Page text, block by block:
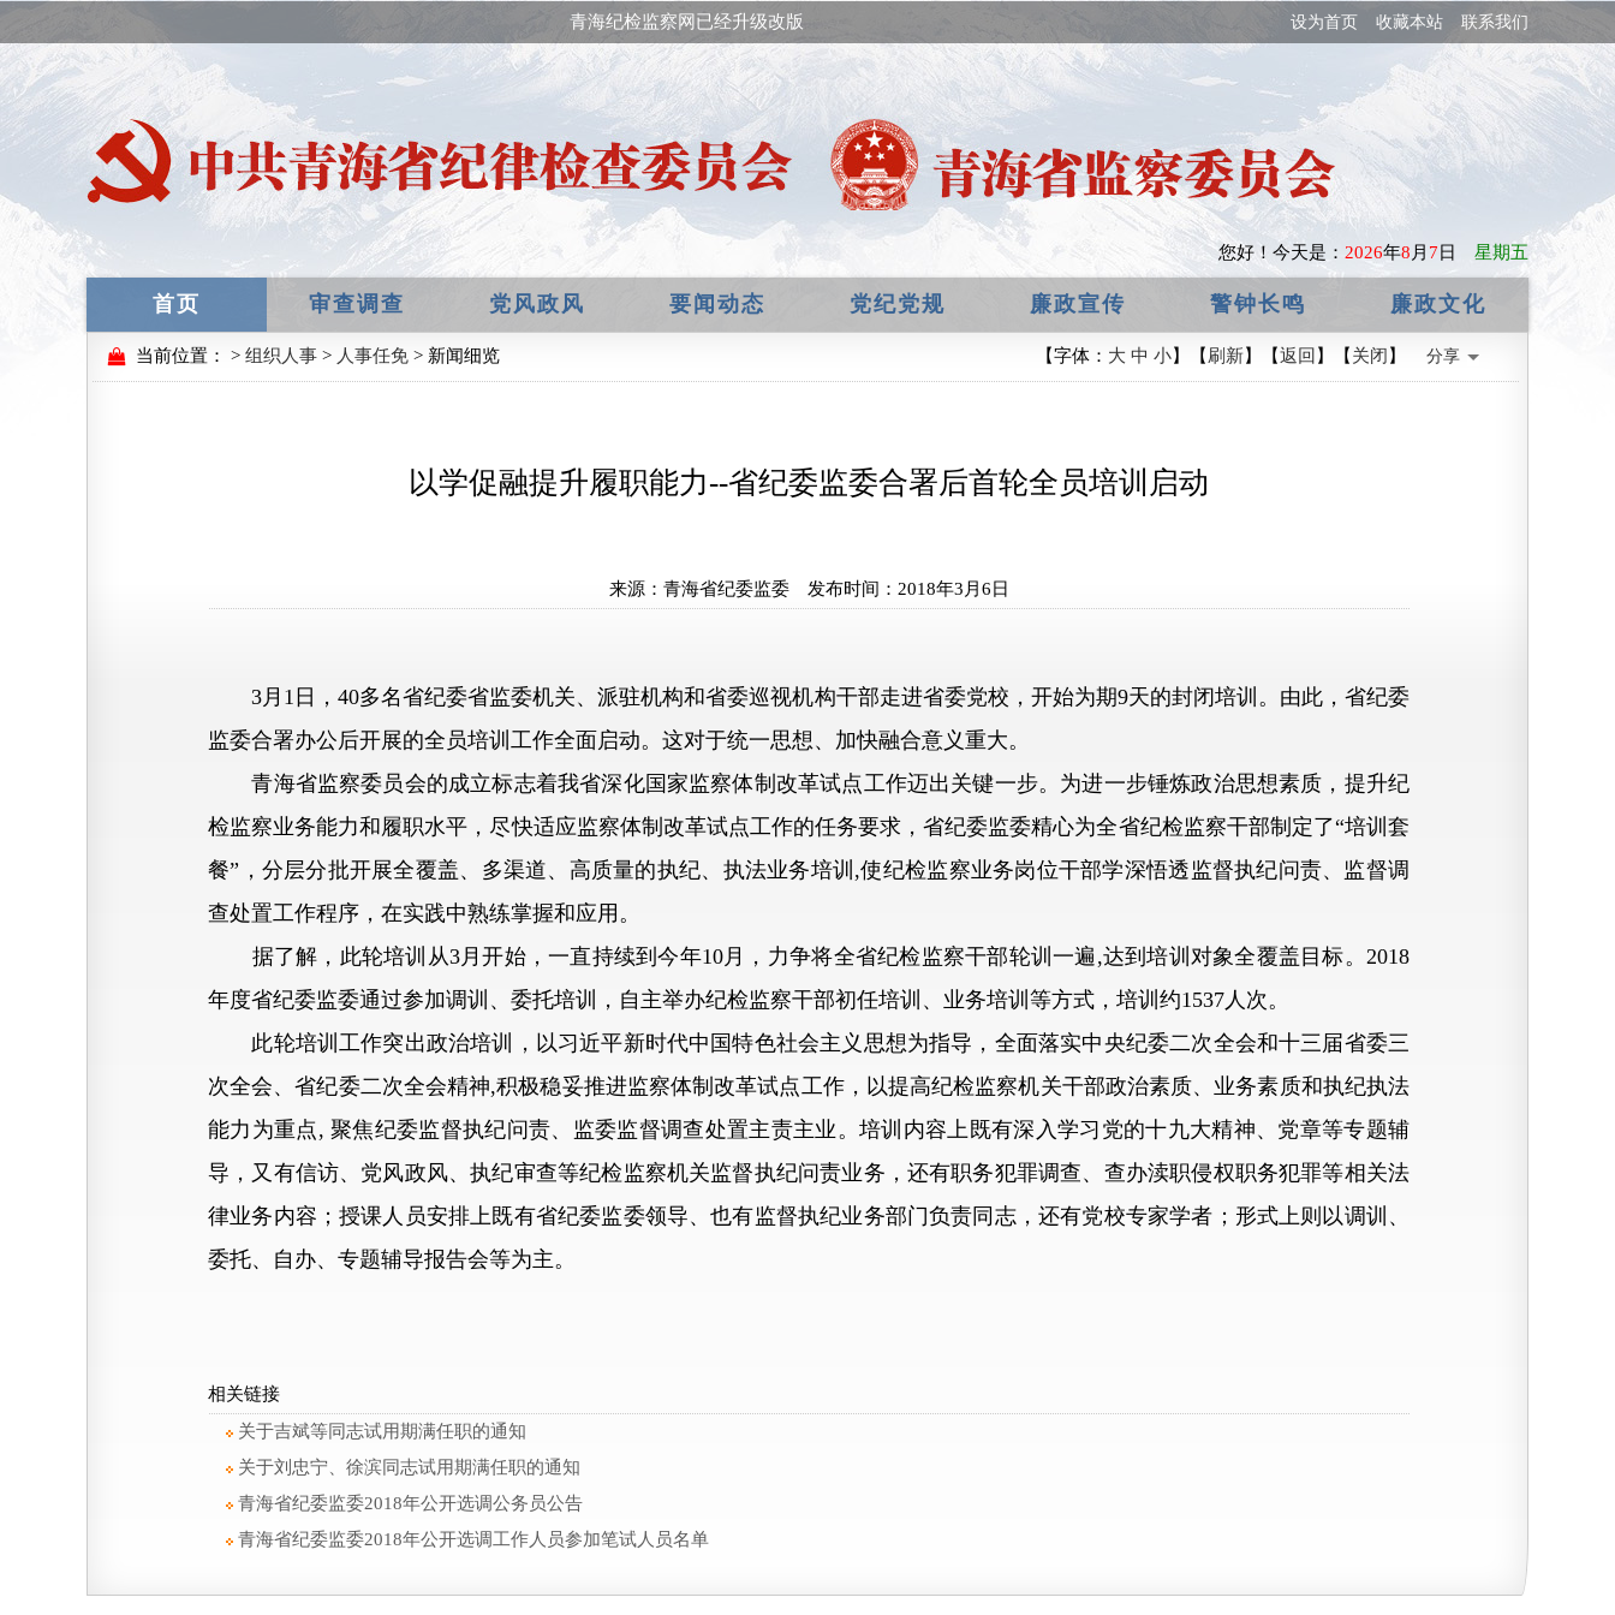
青海纪检监察网已经升级改版，欢迎提出宝贵意见！ 设为首页 收藏本站 联系我们
您好！ 今天是： 2026年8 月 7 日 星期五
首页 审查调查 党风政风 要闻动态 党纪党规 廉政宣传 警钟长鸣 廉政文化
当前位置： > 组织人事 > 人事任免 > 新闻细览 【字体： 大 中 小】【刷新】【返回 】【关闭 】 分享
以学促融提升履职能力--省纪委监委合署后首轮全员培训启动
来源： 青海省纪委监委发布时间： 2018年3月6日
3月1日，40多名省纪委省监委机关、派驻机构和省委巡视机构干部走进省委党校，开始为期9天的封闭培训。由此，省纪委
监委合署办公后开展的全员培训工作全面启动。这对于统一思想、加快融合意义重大。
青海省监察委员会的成立标志着我省深化国家监察体制改革试点工作迈出关键一步。为进一步锤炼政治思想素质，提升纪
检监察业务能力和履职水平，尽快适应监察体制改革试点工作的任务要求，省纪委监委精心为全省纪检监察干部制定了“培训套
餐”，分层分批开展全覆盖、多渠道、高质量的执纪、执法业务培训,使纪检监察业务岗位干部学深悟透监督执纪问责、监督调
查处置工作程序，在实践中熟练掌握和应用。
据了解，此轮培训从3月开始，一直持续到今年10月，力争将全省纪检监察干部轮训一遍,达到培训对象全覆盖目标。2018
年度省纪委监委通过参加调训、委托培训，自主举办纪检监察干部初任培训、业务培训等方式，培训约1537人次。
此轮培训工作突出政治培训，以习近平新时代中国特色社会主义思想为指导，全面落实中央纪委二次全会和十三届省委三
次全会、省纪委二次全会精神,积极稳妥推进监察体制改革试点工作，以提高纪检监察机关干部政治素质、业务素质和执纪执法
能力为重点, 聚焦纪委监督执纪问责、监委监督调查处置主责主业。培训内容上既有深入学习党的十九大精神、党章等专题辅
导，又有信访、党风政风、执纪审查等纪检监察机关监督执纪问责业务，还有职务犯罪调查、查办渎职侵权职务犯罪等相关法
律业务内容；授课人员安排上既有省纪委监委领导、也有监督执纪业务部门负责同志，还有党校专家学者；形式上则以调训、
委托、自办、专题辅导报告会等为主。
相关链接
关于吉斌等同志试用期满任职的通知
关于刘忠宁、徐滨同志试用期满任职的通知
青海省纪委监委2018年公开选调公务员公告
青海省纪委监委2018年公开选调工作人员参加笔试人员名单